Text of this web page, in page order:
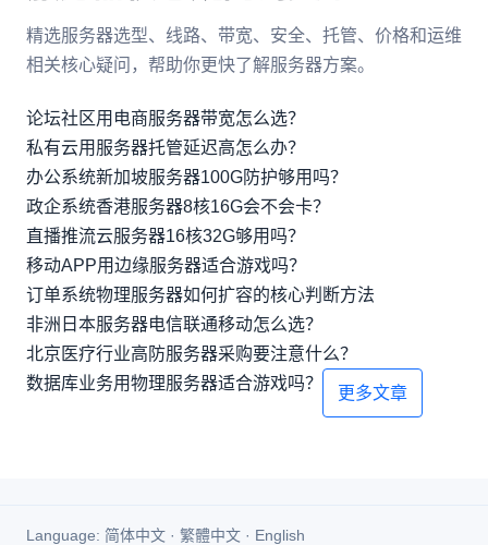
精选服务器选型、线路、带宽、安全、托管、价格和运维
相关核心疑问，帮助你更快了解服务器方案。
论坛社区用电商服务器带宽怎么选？
私有云用服务器托管延迟高怎么办？
办公系统新加坡服务器100G防护够用吗？
政企系统香港服务器8核16G会不会卡？
直播推流云服务器16核32G够用吗？
移动APP用边缘服务器适合游戏吗？
订单系统物理服务器如何扩容的核心判断方法
非洲日本服务器电信联通移动怎么选？
北京医疗行业高防服务器采购要注意什么？
数据库业务用物理服务器适合游戏吗？
更多文章
Language: 简体中文 · 繁體中文 · English